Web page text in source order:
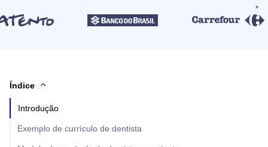
Índice
Introdução
Exemplo de currículo de dentista